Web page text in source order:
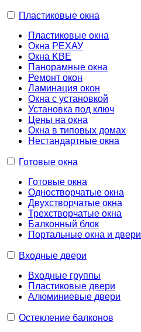
Пластиковые окна
Пластиковые окна
Окна РЕХАУ
Окна KBE
Панорамные окна
Ремонт окон
Ламинация окон
Окна с установкой
Установка под ключ
Цены на окна
Окна в типовых домах
Нестандартные окна
Готовые окна
Готовые окна
Одностворчатые окна
Двухстворчатые окна
Трехстворчатые окна
Балконный блок
Портальные окна и двери
Входные двери
Входные группы
Пластиковые двери
Алюминиевые двери
Остекление балконов